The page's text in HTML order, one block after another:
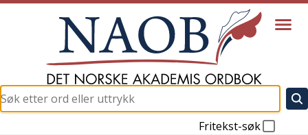
Fritekst-søk